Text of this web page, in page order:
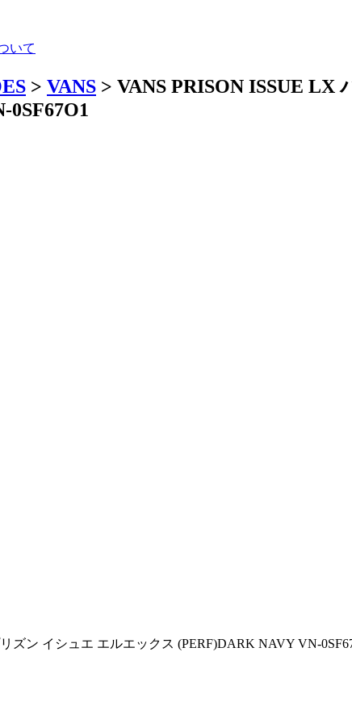
いて
> VANS > VANS PRISON ISSUE
0SF67O1
ズン イシュエ エルエックス (PERF)DARK NAVY VN-